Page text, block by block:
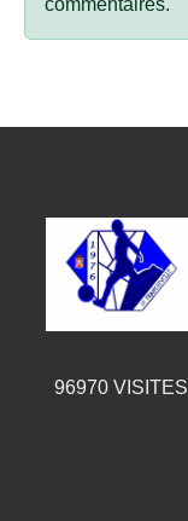
commentaires.
96970VISITES